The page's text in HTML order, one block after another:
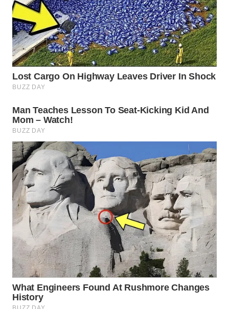
KUNINGAN
WN
MAJALENGKA
SUBANG
WN
SUKABUMI
WN
PURWAKARTA
WN
PRIANGAN
TIMUR
WN
SEMARANG
WN
SOLO